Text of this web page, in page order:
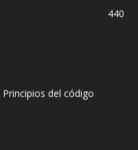
440
Principios del código